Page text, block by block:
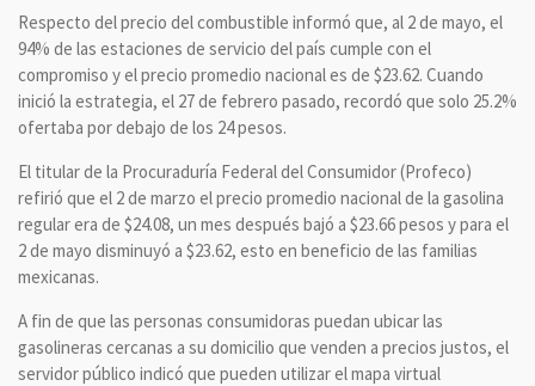
Respecto del precio del combustible informó que, al 2 de mayo, el
94% de las estaciones de servicio del país cumple con el
compromiso y el precio promedio nacional es de $23.62. Cuando
inició la estrategia, el 27 de febrero pasado, recordó que solo 25.2%
ofertaba por debajo de los 24 pesos.
El titular de la Procuraduría Federal del Consumidor (Profeco)
refirió que el 2 de marzo el precio promedio nacional de la gasolina
regular era de $24.08, un mes después bajó a $23.66 pesos y para el
2 de mayo disminuyó a $23.62, esto en beneficio de las familias
mexicanas.
A fin de que las personas consumidoras puedan ubicar las
gasolineras cercanas a su domicilio que venden a precios justos, el
servidor público indicó que pueden utilizar el mapa virtual